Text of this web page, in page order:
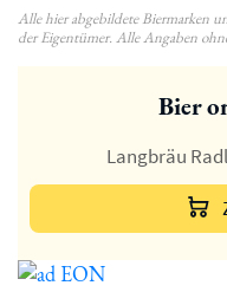
Alle hier abgebildete Biermarken
der Eigentümer. Alle Angaben
Bier
Langbräu